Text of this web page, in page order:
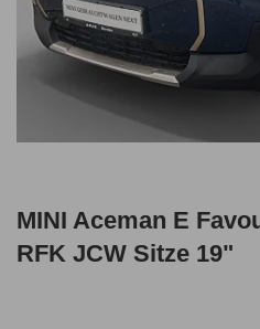
MINI Aceman E
RFK JCW Sitze 19"